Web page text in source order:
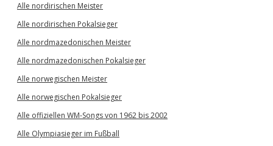
Alle nordirischen Meister
Alle nordirischen Pokalsieger
Alle nordmazedonischen Meister
Alle nordmazedonischen Pokalsieger
Alle norwegischen Meister
Alle norwegischen Pokalsieger
Alle offiziellen WM-Songs von 1962 bis 2002
Alle Olympiasieger im Fußball